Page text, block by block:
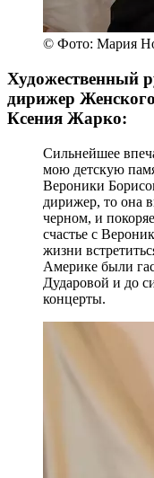
© Фото: Мария
Художественный
дирижер
Ксения Жарко:
Сильнейшее
мою детскую
Вероники
дирижер, то она
черном, и
счастье с
жизни
Америке были
Дударовой и до
концерты.